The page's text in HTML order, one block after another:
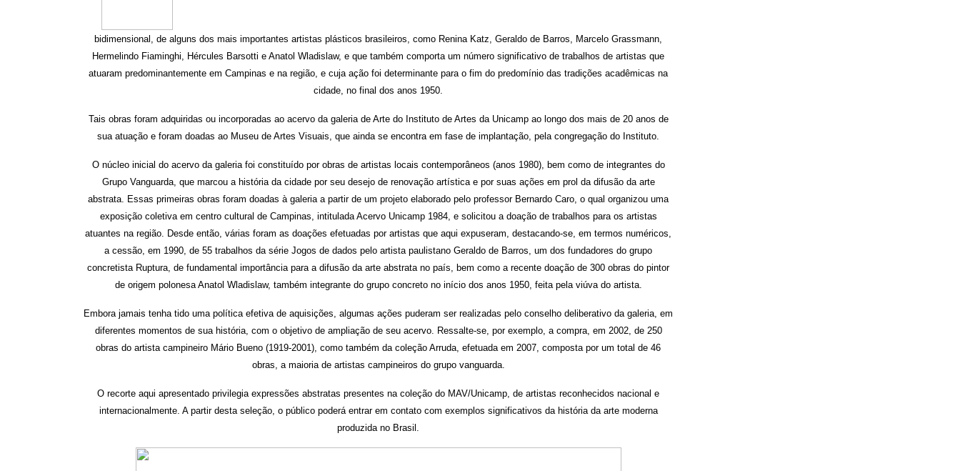
bidimensional, de alguns dos mais importantes artistas plásticos brasileiros, como Renina Katz, Geraldo de Barros, Marcelo Grassmann,
Hermelindo Fiaminghi, Hércules Barsotti e Anatol Wladislaw, e que também comporta um número significativo de trabalhos de artistas que
atuaram predominantemente em Campinas e na região, e cuja ação foi determinante para o fim do predomínio das tradições acadêmicas na
cidade, no final dos anos 1950.
Tais obras foram adquiridas ou incorporadas ao acervo da galeria de Arte do Instituto de Artes da Unicamp ao longo dos mais de 20 anos de
sua atuação e foram doadas ao Museu de Artes Visuais, que ainda se encontra em fase de implantação, pela congregação do Instituto.
O núcleo inicial do acervo da galeria foi constituído por obras de artistas locais contemporâneos (anos 1980), bem como de integrantes do
Grupo Vanguarda, que marcou a história da cidade por seu desejo de renovação artística e por suas ações em prol da difusão da arte
abstrata. Essas primeiras obras foram doadas à galeria a partir de um projeto elaborado pelo professor Bernardo Caro, o qual organizou uma
exposição coletiva em centro cultural de Campinas, intitulada Acervo Unicamp 1984, e solicitou a doação de trabalhos para os artistas
atuantes na região. Desde então, várias foram as doações efetuadas por artistas que aqui expuseram, destacando-se, em termos numéricos,
a cessão, em 1990, de 55 trabalhos da série Jogos de dados pelo artista paulistano Geraldo de Barros, um dos fundadores do grupo
concretista Ruptura, de fundamental importância para a difusão da arte abstrata no país, bem como a recente doação de 300 obras do pintor
de origem polonesa Anatol Wladislaw, também integrante do grupo concreto no início dos anos 1950, feita pela viúva do artista.
Embora jamais tenha tido uma política efetiva de aquisições, algumas ações puderam ser realizadas pelo conselho deliberativo da galeria, em
diferentes momentos de sua história, com o objetivo de ampliação de seu acervo. Ressalte-se, por exemplo, a compra, em 2002, de 250
obras do artista campineiro Mário Bueno (1919-2001), como também da coleção Arruda, efetuada em 2007, composta por um total de 46
obras, a maioria de artistas campineiros do grupo vanguarda.
O recorte aqui apresentado privilegia expressões abstratas presentes na coleção do MAV/Unicamp, de artistas reconhecidos nacional e
internacionalmente. A partir desta seleção, o público poderá entrar em contato com exemplos significativos da história da arte moderna
produzida no Brasil.